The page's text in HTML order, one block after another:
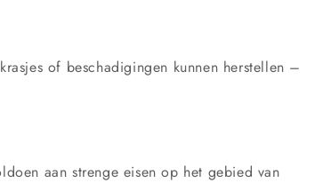
of beschadigingen kunnen herstellen –
aan strenge eisen op het gebied van